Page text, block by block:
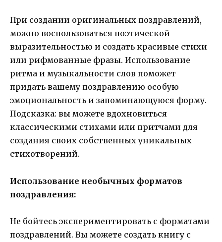
При создании оригинальных поздравлений,
можно воспользоваться поэтической
выразительностью и создать красивые стихи
или рифмованные фразы. Использование
ритма и музыкальности слов поможет
придать вашему поздравлению особую
эмоциональность и запоминающуюся форму.
Подсказка: вы можете вдохновиться
классическими стихами или притчами для
создания своих собственных уникальных
стихотворений.
Использование необычных форматов
поздравления:
Не бойтесь экспериментировать с форматами
поздравлений. Вы можете создать книгу с